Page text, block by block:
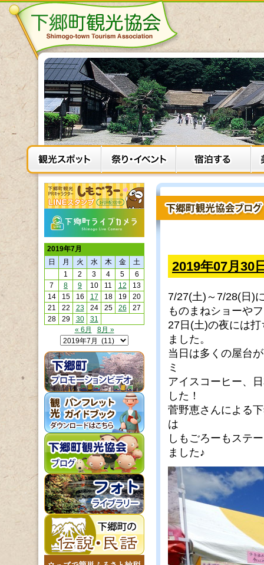
2019年07月30
7/27(土)～7/28(日)
ものまねショーや
27日(土)の夜には
ました。
当日は多くの屋台
ミ
アイスコーヒー、
した！
菅野恵さんによる
は
しもごろーもステ
ました♪
2019年7月
日
月 火 水 木 金
土
1
2 3 4 5
6
7
8 9 10 11 12
13
14
15 16 17 18 19
20
21
22 23 24 25 26
27
28
29 30
31
« 6月
8月 »